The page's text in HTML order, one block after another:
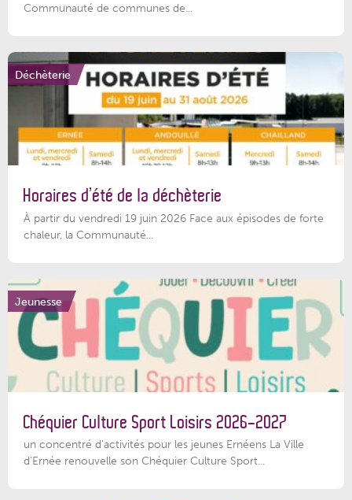
Communauté de communes de...
Déchèterie
Horaires d’été de la déchèterie
À partir du vendredi 19 juin 2026 Face aux épisodes de forte
chaleur, la Communauté...
Jeunesse
Chéquier Culture Sport Loisirs 2026-2027
un concentré d’activités pour les jeunes Ernéens La Ville
d’Ernée renouvelle son Chéquier Culture Sport...